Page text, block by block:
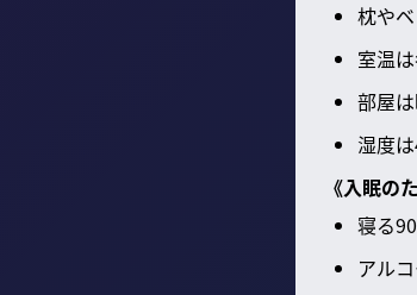
枕や
室温
部屋
湿度
《入眠の
寝る
アル